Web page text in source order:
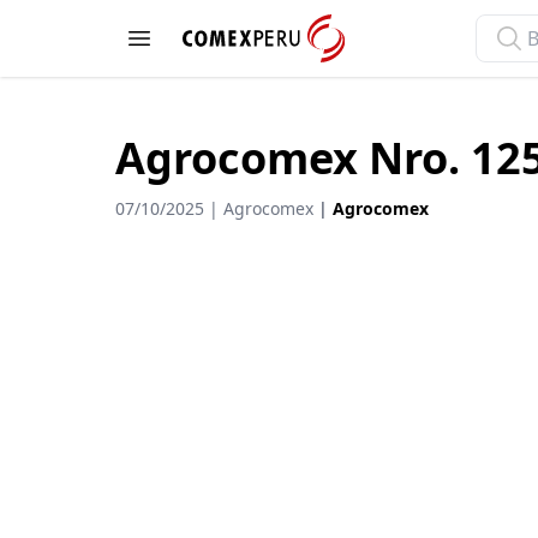
Open menu
ComexPerú
Agrocomex Nro.
07/10/2025 | Agrocomex | Agrocomex